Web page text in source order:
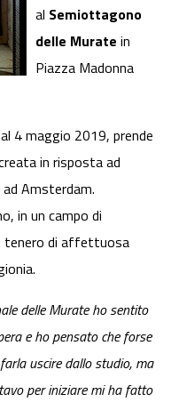
al Semiottagono
delle Murate in
Piazza Madonna
4 maggio 2019, prende
in risposta ad
Amsterdam.
in un campo di
tenero di affettuosa
delle Murate ho sentito
e ho pensato che forse
uscire dallo studio, ma
per iniziare mi ha fatto